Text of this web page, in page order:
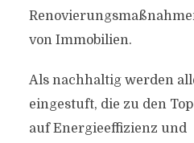
von Immobilien.
Als nachhaltig werden
eingestuft, die zu den
auf Energieeffizienz und